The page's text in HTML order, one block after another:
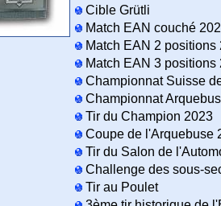
Cible Grütli
Match EAN couché
Match EAN 2 positions
Match EAN 3 positions
Championnat Suisse
Championnat
Tir du Champion 2023
Coupe de l'Arquebuse
Tir du Salon de
Challenge des sous-
Tir au Poulet